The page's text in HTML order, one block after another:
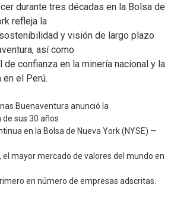
durante tres décadas en la Bolsa de
refleja la
y visión de largo plazo
así como
de confianza en la minería nacional y la
en el Perú.
Buenaventura anunció la
sus 30 años
en la Bolsa de Nueva York (NYSE) —
mayor mercado de valores del mundo en
en número de empresas adscritas.